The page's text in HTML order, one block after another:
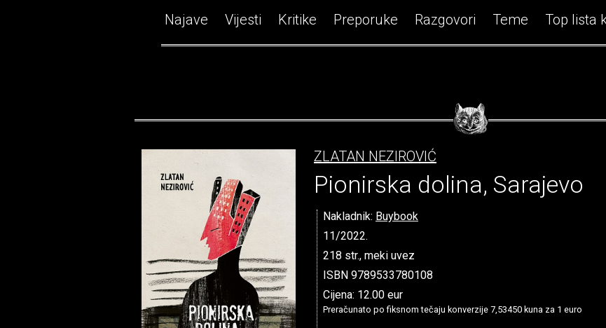
Najave Vijesti Kritike Preporuke Razgovori Teme Top lista
ZLATAN NEZIROVIĆ
Pionirska dolina, Sarajevo
Nakladnik: Buybook
11/2022.
218 str., meki uvez
ISBN 9789533780108
Cijena: 12.00 eur
Preračunato po fiksnom tečaju konverzije 7,53450 kuna za 1 euro